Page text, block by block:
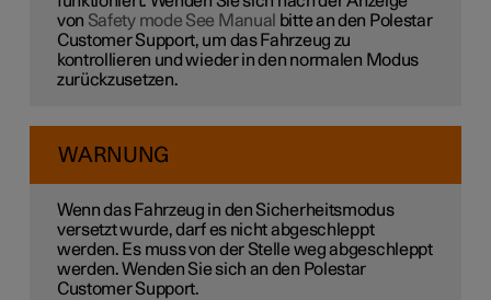
von Safety mode See Manual bitte an den Polestar
Customer Support, um das Fahrzeug zu
kontrollieren und wieder in den normalen Modus
zurückzusetzen.
WARNUNG
Wenn das Fahrzeug in den Sicherheitsmodus
versetzt wurde, darf es nicht abgeschleppt
werden. Es muss von der Stelle weg abgeschleppt
werden. Wenden Sie sich an den Polestar
Customer Support.